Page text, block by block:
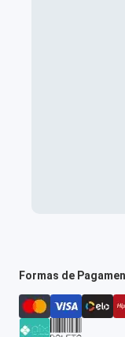
Formas de